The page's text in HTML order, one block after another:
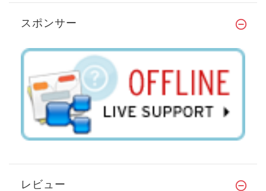
スポンサー
レビュー